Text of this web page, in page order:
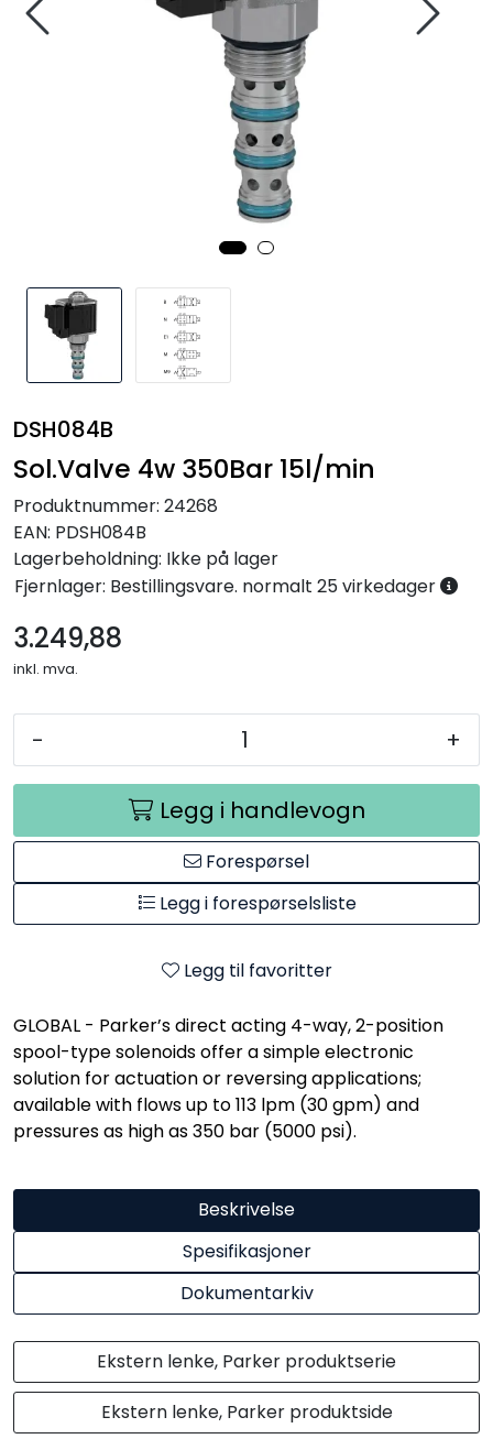
DSH084B
Sol.Valve 4w 350Bar 15l/min
Produktnummer: 24268
EAN: PDSH084B
Lagerbeholdning: Ikke på lager
Fjernlager: Bestillingsvare. normalt 25 virkedager
3.249,88
inkl. mva.
- +
Legg i handlevogn
Forespørsel
Legg i forespørselsliste
Legg til favoritter
GLOBAL - Parker’s direct acting 4-way, 2-position
spool-type solenoids offer a simple electronic
solution for actuation or reversing applications;
available with flows up to 113 lpm (30 gpm) and
pressures as high as 350 bar (5000 psi).
Beskrivelse
Spesifikasjoner
Dokumentarkiv
Ekstern lenke, Parker produktserie
Ekstern lenke, Parker produktside
Annet